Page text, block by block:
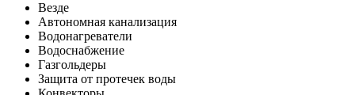
Везде
Автономная канализация
Водонагреватели
Водоснабжение
Газгольдеры
Защита от протечек воды